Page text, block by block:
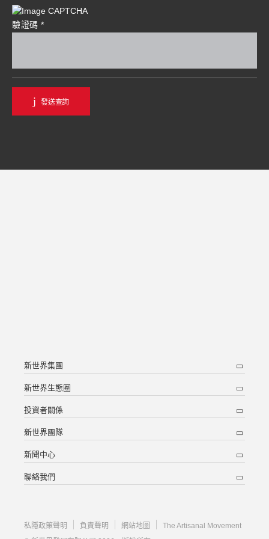
驗證碼 *
發送查詢
新世界集團
新世界生態圈
投資者關係
新世界團隊
新聞中心
聯絡我們
私隱政策聲明 負責聲明 網站地圖
The Artisanal Movement